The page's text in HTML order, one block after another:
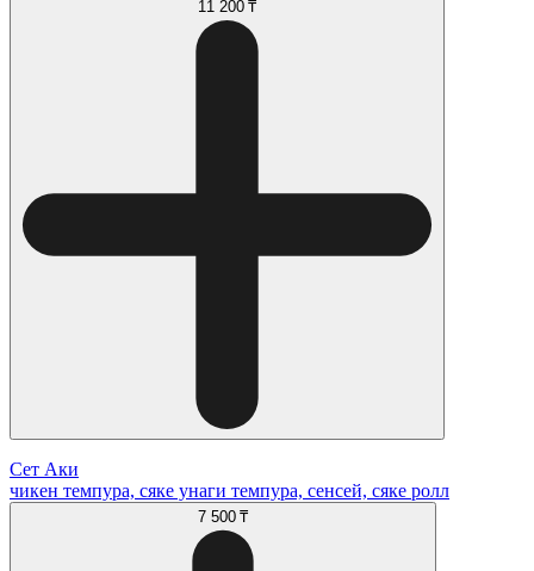
11 200 ₸
Сет Аки
чикен темпура, сяке унаги темпура, сенсей, сяке ролл
7 500 ₸